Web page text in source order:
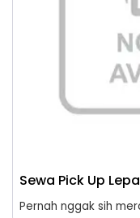
Sewa Pick Up
Pernah nggak sih